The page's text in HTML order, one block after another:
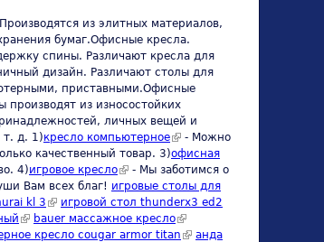
из элитных материалов,
бумаг.Офисные кресла.
спины. Различают кресла для
дизайн. Различают столы для
приставными.Офисные
из износостойких
личных вещей и
т. д. 1)кресло компьютерное(link is external)
- Можно
качественный товар. 3)офисная
4)игровое кресло(link is external)
- Мы заботимся о
Вам всех благ! игровые столы для
kl 3 (link is external)
игровой стол thunderx3 ed2
(link is external)
bauer массажное кресло(link is
external)
кресло cougar armor titan (link is
анда